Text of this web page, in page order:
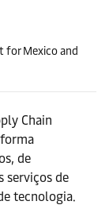
for Mexico and
Chain
de
serviços de
tecnologia.